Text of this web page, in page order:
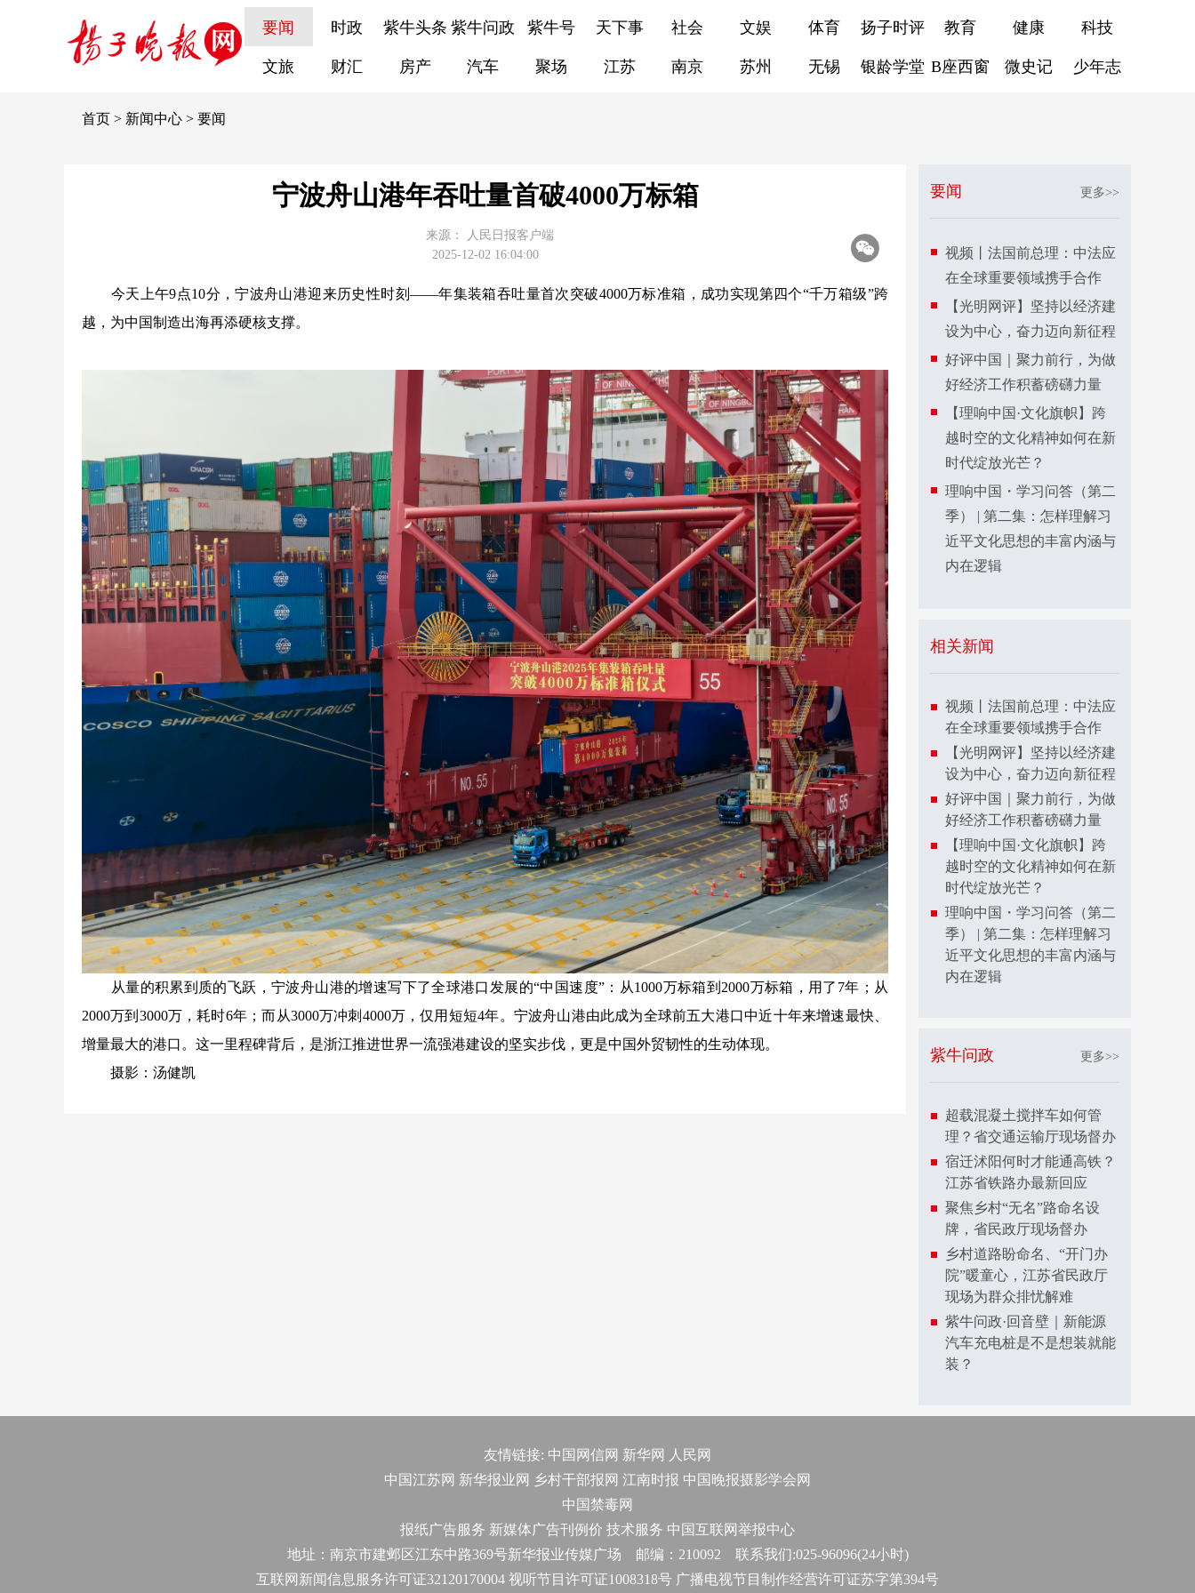
要闻 时政 紫牛头条 紫牛问政 紫牛号 天下事 社会 文娱 体育 扬子时评 教育 健康 科技
文旅 财汇 房产 汽车 聚场 江苏 南京 苏州 无锡 银龄学堂 B座西窗 微史记 少年志
首页 > 新闻中心 > 要闻
宁波舟山港年吞吐量首破4000万标箱
来源：
人民日报客户端
2025-12-02 16:04:00
今天上午9点10分，宁波舟山港迎来历史性时刻——年集装箱吞吐量首次突破4000万标准箱，成功实现第四个“千万箱级”跨
越，为中国制造出海再添硬核支撑。
从量的积累到质的飞跃，宁波舟山港的增速写下了全球港口发展的“中国速度”： 从1000万标箱到2000万标箱，用了7年；从
2000万到3000万，耗时6年；而从3000万冲刺4000万，仅用短短4年。 宁波舟山港由此成为全球前五大港口中近十年来增速最快、
增量最大的港口。这一里程碑背后，是浙江推进世界一流强港建设的坚实步伐，更是中国外贸韧性的生动体现。
摄影：汤健凯
要闻 更多>>
视频丨法国前总理：中法应
在全球重要领域携手合作
【光明网评】坚持以经济建
设为中心，奋力迈向新征程
好评中国｜聚力前行，为做
好经济工作积蓄磅礴力量
【理响中国·文化旗帜】跨
越时空的文化精神如何在新
时代绽放光芒？
理响中国・学习问答（第二
季） | 第二集：怎样理解习
近平文化思想的丰富内涵与
内在逻辑
相关新闻
视频丨法国前总理：中法应
在全球重要领域携手合作
【光明网评】坚持以经济建
设为中心，奋力迈向新征程
好评中国｜聚力前行，为做
好经济工作积蓄磅礴力量
【理响中国·文化旗帜】跨
越时空的文化精神如何在新
时代绽放光芒？
理响中国・学习问答（第二
季） | 第二集：怎样理解习
近平文化思想的丰富内涵与
内在逻辑
紫牛问政 更多>>
超载混凝土搅拌车如何管
理？省交通运输厅现场督办
宿迁沭阳何时才能通高铁？
江苏省铁路办最新回应
聚焦乡村“无名”路命名设
牌，省民政厅现场督办
乡村道路盼命名、“开门办
院”暖童心，江苏省民政厅
现场为群众排忧解难
紫牛问政·回音壁｜新能源
汽车充电桩是不是想装就能
装？
友情链接: 中国网信网 新华网
人民网
中国江苏网 新华报业网 乡村干部报网 江南时报 中国晚报摄影学会网
中国禁毒网
报纸广告服务 新媒体广告刊例价 技术服务 中国互联网举报中心
地址：南京市建邺区江东中路369号新华报业传媒广场 邮编：210092 联系我们:025-96096(24小时)
互联网新闻信息服务许可证32120170004 视听节目许可证1008318号 广播电视节目制作经营许可证苏字第394号